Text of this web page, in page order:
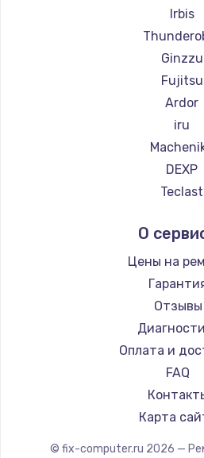
Замена
890 руб.
Замена
990 руб.
Замена
Заказать
Замена
1530 руб.
Замена шлейфа
1130 руб.
Irbis
Ginzzu
Fujitsu
Ardor
iru
DEXP
Teclast
Beelink
CHUWI
О
Цены на
Отзывы
Оплата и
FAQ
Карта
© fix-computer.ru 2026 —